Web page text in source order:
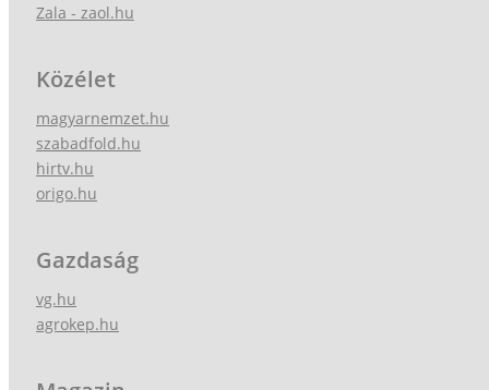
Zala - zaol.hu
Közélet
magyarnemzet.hu
szabadfold.hu
hirtv.hu
origo.hu
Gazdaság
vg.hu
agrokep.hu